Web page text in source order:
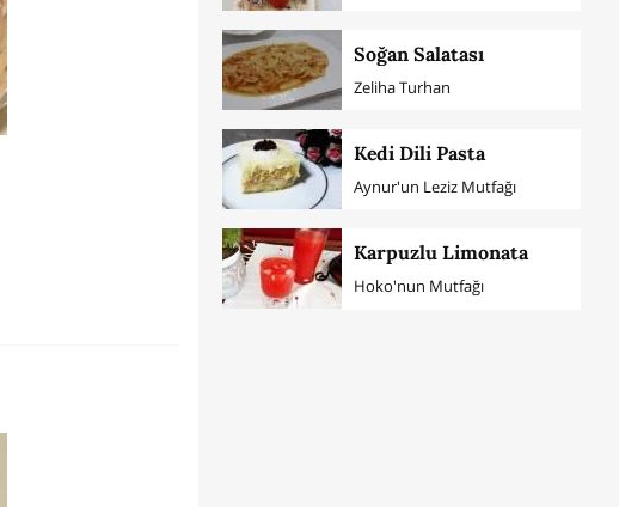
Soğan Salatası
Zeliha Turhan
Kedi Dili Pasta
Aynur'un Leziz Mutfağı
Karpuzlu Limonata
Hoko'nun Mutfağı